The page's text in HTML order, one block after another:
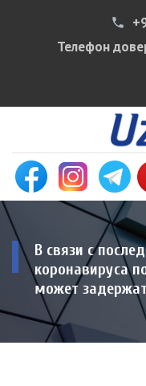
phone
Телефон
В связи с
коронавируса
может